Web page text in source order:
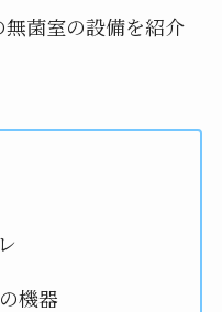
菌室の設備を紹介
機器